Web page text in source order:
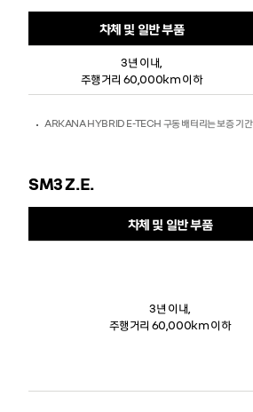
차체 및 일반 부품
3년 이내,
주행거리 60,000km 이하
ARKANA HYBRID E-TECH 구동 배터리는 보증 기
SM3 Z.E.
차체 및 일반 부품
3년 이내,
주행거리 60,000km 이하